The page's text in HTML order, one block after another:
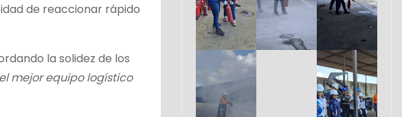
de reaccionar rápido
la solidez de los
mejor equipo logístico